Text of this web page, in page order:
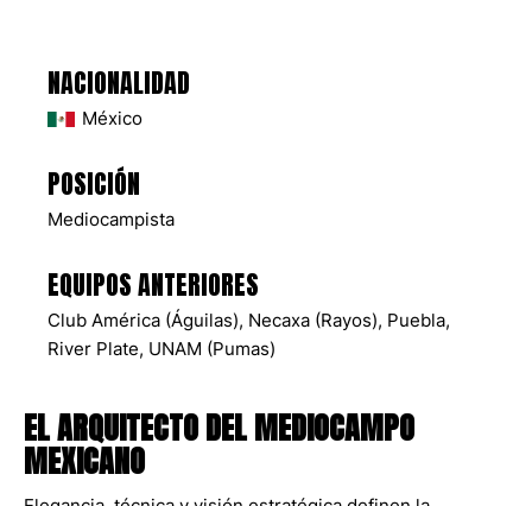
NACIONALIDAD
México
POSICIÓN
Mediocampista
EQUIPOS ANTERIORES
Club América (Águilas), Necaxa (Rayos), Puebla,
River Plate, UNAM (Pumas)
EL ARQUITECTO DEL MEDIOCAMPO
MEXICANO